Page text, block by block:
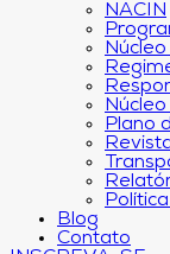
NACIN
Plano
Blog
Contato